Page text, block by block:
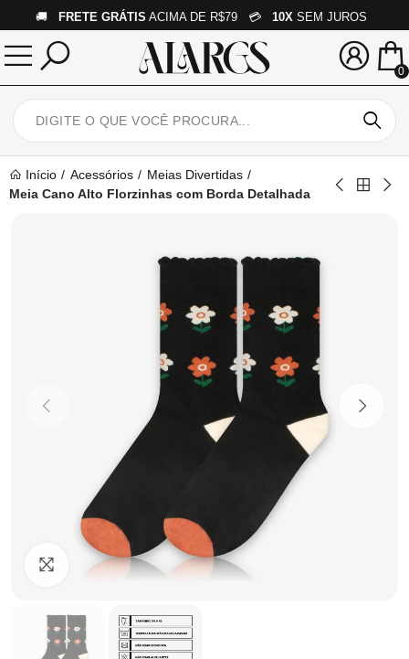
🚚 FRETE GRÁTIS ACIMA DE R$79 💳 10X SEM JUROS
0
Início Acessórios
Meias Divertidas
Meia Cano Alto Florzinhas com Borda Detalhada
Clique para ampliar